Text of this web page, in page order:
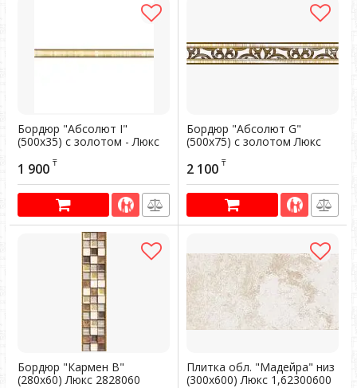
Бордюр "Абсолют I"
(500х35) с золотом - Люкс
Артикул:
1 900 ₸
Бордюр "Абсолют G"
(500х75) с золотом Люкс
Артикул:
2 100 ₸
Бордюр "Кармен В"
(280х60) Люкс 2828060
Плитка обл. "Мадейра" низ
(300х600) Люкс 1,62300600